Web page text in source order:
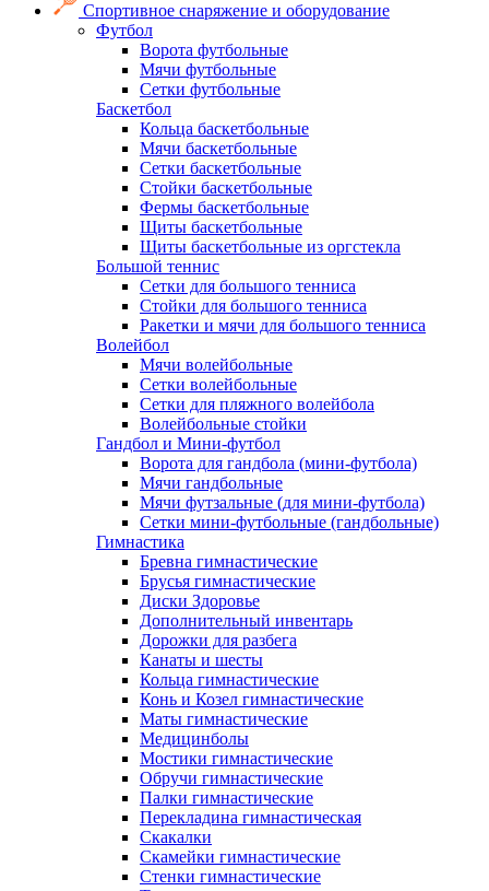
Спортивное снаряжение и оборудование
Футбол
Ворота футбольные
Мячи футбольные
Сетки футбольные
Баскетбол
Кольца баскетбольные
Мячи баскетбольные
Сетки баскетбольные
Стойки баскетбольные
Фермы баскетбольные
Щиты баскетбольные
Щиты баскетбольные из оргстекла
Большой теннис
Сетки для большого тенниса
Стойки для большого тенниса
Ракетки и мячи для большого тенниса
Волейбол
Мячи волейбольные
Сетки волейбольные
Сетки для пляжного волейбола
Волейбольные стойки
Гандбол и Мини-футбол
Ворота для гандбола (мини-футбола)
Мячи гандбольные
Мячи футзальные (для мини-футбола)
Сетки мини-футбольные (гандбольные)
Гимнастика
Бревна гимнастические
Брусья гимнастические
Диски Здоровье
Дополнительный инвентарь
Дорожки для разбега
Канаты и шесты
Кольца гимнастические
Конь и Козел гимнастические
Маты гимнастические
Медицинболы
Мостики гимнастические
Обручи гимнастические
Палки гимнастические
Перекладина гимнастическая
Скакалки
Скамейки гимнастические
Стенки гимнастические